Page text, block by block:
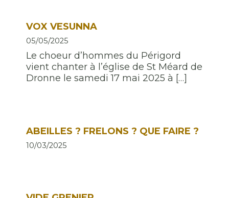
VOX VESUNNA
05/05/2025
Le choeur d’hommes du Périgord
vient chanter à l’église de St Méard de
Dronne le samedi 17 mai 2025 à […]
ABEILLES ? FRELONS ? QUE FAIRE ?
10/03/2025